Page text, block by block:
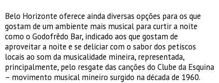
Belo Horizonte oferece ainda diversas opções para os que
gostam de um ambiente mais musical para curtir a noite
como o Godofrêdo Bar, indicado aos que gostam de
aproveitar a noite e se deliciar com o sabor dos petiscos
locais ao som da musicalidade mineira, representada,
principalmente, pelo resgate das canções do Clube da Esquina
– movimento musical mineiro surgido na década de 1960.